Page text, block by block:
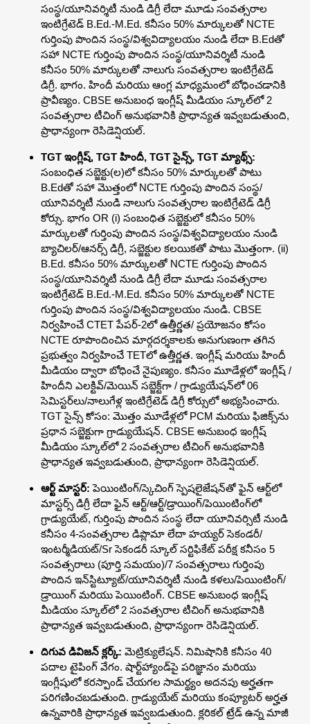
సంస్థ/యూనివర్శిటీ నుండి డిగ్రీ లేదా మూడు సంవత్సరాల
ఇంటిగ్రేటెడ్ B.Ed.-M.Ed. కనీసం 50% మార్కులతో NCTE
గుర్తింపు పొందిన సంస్థ/విశ్వవిద్యాలయం నుండి లేదా B.Edతో
సహా NCTE గుర్తింపు పొందిన సంస్థ/యూనివర్శిటీ నుండి
కనీసం 50% మార్కులతో నాలుగు సంవత్సరాల ఇంటిగ్రేటెడ్
డిగ్రీ. భాగం. హిందీ మరియు ఆంగ్ల మాధ్యమంలో బోధించడానికి
ప్రావీణ్యం. CBSE అనుబంధ ఇంగ్లీష్ మీడియం స్కూల్‌లో 2
సంవత్సరాల టీచింగ్ అనుభవానికి ప్రాధాన్యత ఇవ్వబడుతుంది,
ప్రాధాన్యంగా రెసిడెన్షియల్.
TGT ఇంగ్లీష్, TGT హిందీ, TGT సైన్స్, TGT మ్యాథ్స్:
సంబంధిత సబ్జెక్టు(ల)లో కనీసం 50% మార్కులతో పాటు
B.Edతో సహా మొత్తంలో NCTE గుర్తింపు పొందిన సంస్థ/
యూనివర్శిటీ నుండి నాలుగు సంవత్సరాల ఇంటిగ్రేటెడ్ డిగ్రీ
కోర్సు. భాగం OR (i) సంబంధిత సబ్జెక్టులో కనీసం 50%
మార్కులతో గుర్తింపు పొందిన సంస్థ/విశ్వవిద్యాలయం నుండి
బ్యాచిలర్/ఆనర్స్ డిగ్రీ, సబ్జెక్టుల కలయికతో పాటు మొత్తంగా. (ii)
B.Ed. కనీసం 50% మార్కులతో NCTE గుర్తింపు పొందిన
సంస్థ/యూనివర్శిటీ నుండి డిగ్రీ లేదా మూడు సంవత్సరాల
ఇంటిగ్రేటెడ్ B.Ed.-M.Ed. కనీసం 50% మార్కులతో NCTE
గుర్తింపు పొందిన సంస్థ/విశ్వవిద్యాలయం నుండి. CBSE
నిర్వహించే CTET పేపర్-2లో ఉత్తీర్ణత/ ప్రయోజనం కోసం
NCTE రూపొందించిన మార్గదర్శకాలకు అనుగుణంగా తగిన
ప్రభుత్వం నిర్వహించే TETలో ఉత్తీర్ణత. ఇంగ్లీష్ మరియు హిందీ
మీడియం ద్వారా బోధించే నైపుణ్యం. కనీసం మూడేళ్లలో ఇంగ్లీష్ /
హిందీని ఎలక్టివ్/మెయిన్ సబ్జెక్ట్‌గా / గ్రాడ్యుయేషన్‌లో 06
సెమిస్టర్‌లు/నాలుగేళ్ల ఇంటిగ్రేటెడ్ డిగ్రీ కోర్సులో అభ్యసించారు.
TGT సైన్స్ కోసం: మొత్తం మూడేళ్లలో PCM మరియు ఫిజిక్స్‌ను
ప్రధాన సబ్జెక్టుగా గ్రాడ్యుయేషన్. CBSE అనుబంధ ఇంగ్లీష్
మీడియం స్కూల్‌లో 2 సంవత్సరాల టీచింగ్ అనుభవానికి
ప్రాధాన్యత ఇవ్వబడుతుంది, ప్రాధాన్యంగా రెసిడెన్షియల్.
ఆర్ట్ మాస్టర్: పెయింటింగ్/స్కెచింగ్ స్పెషలైజేషన్‌తో ఫైన్ ఆర్ట్‌లో
మాస్టర్స్ డిగ్రీ లేదా ఫైన్ ఆర్ట్/ఆర్ట్/డ్రాయింగ్/పెయింటింగ్‌లో
గ్రాడ్యుయేట్, గుర్తింపు పొందిన సంస్థ లేదా యూనివర్సిటీ నుండి
కనీసం 4-సంవత్సరాల డిప్లొమా లేదా హయ్యర్ సెకండరీ/
ఇంటర్మీడియట్/Sr సెకండరీ స్కూల్ సర్టిఫికేట్ పరీక్ష కనీసం 5
సంవత్సరాలు (పూర్తి సమయం)/7 సంవత్సరాలు గుర్తింపు
పొందిన ఇన్‌స్టిట్యూట్/యూనివర్శిటీ నుండి కళలు/పెయింటింగ్/
డ్రాయింగ్ మరియు పెయింటింగ్. CBSE అనుబంధ ఇంగ్లీష్
మీడియం స్కూల్‌లో 2 సంవత్సరాల టీచింగ్ అనుభవానికి
ప్రాధాన్యత ఇవ్వబడుతుంది, ప్రాధాన్యంగా రెసిడెన్షియల్.
దిగువ డివిజన్ క్లర్క్: మెట్రిక్యులేషన్. నిమిషానికి కనీసం 40
పదాల టైపింగ్ వేగం. షార్ట్‌హ్యాండ్‌పై పరిజ్ఞానం మరియు
ఇంగ్లీషులో కరస్పాండ్ చేయగల సామర్థ్యం అదనపు అర్హతగా
పరిగణించబడుతుంది. గ్రాడ్యుయేట్ మరియు కంప్యూటర్ అర్హత
ఉన్నవారికి ప్రాధాన్యత ఇవ్వబడుతుంది. క్లరికల్ ట్రేడ్ ఉన్న మాజీ